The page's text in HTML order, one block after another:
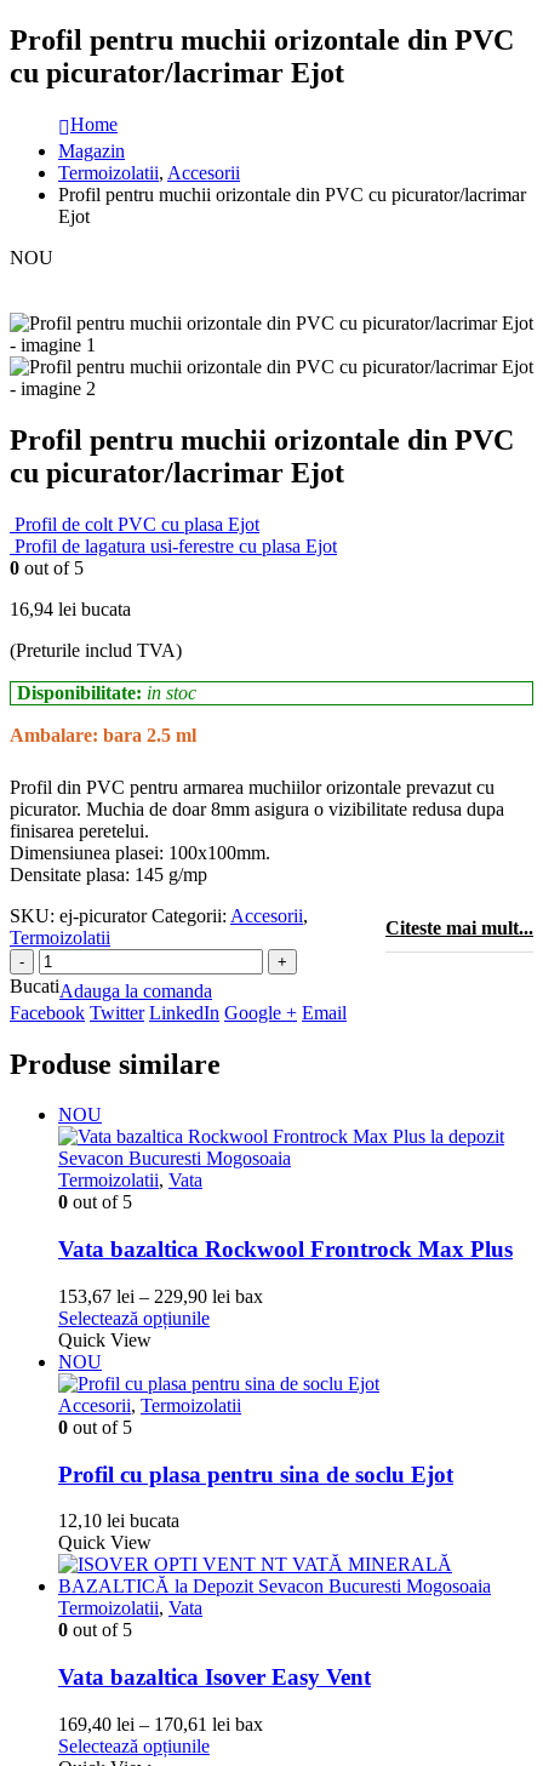
Profil pentru muchii orizontale din PVC
cu picurator/lacrimar Ejot
Home
Magazin
Termoizolatii, Accesorii
Profil pentru muchii orizontale din PVC cu picurator/lacrimar
Ejot
NOU
Profil pentru muchii orizontale din PVC
cu picurator/lacrimar Ejot
Profil de colt PVC cu plasa Ejot
Profil de lagatura usi-ferestre cu plasa Ejot
0 out of 5
16,94 lei bucata
(Preturile includ TVA)
Disponibilitate: in stoc
Ambalare: bara 2.5 ml
Profil din PVC pentru armarea muchiilor orizontale prevazut cu
picurator. Muchia de doar 8mm asigura o vizibilitate redusa dupa
finisarea peretelui.
Dimensiunea plasei: 100x100mm.
Densitate plasa: 145 g/mp
Citeste mai mult...
SKU: ej-picurator Categorii: Accesorii,
Termoizolatii
BucatiAdauga la comanda
Facebook Twitter LinkedIn Google + Email
Produse similare
NOU
Termoizolatii, Vata
0 out of 5
Vata bazaltica Rockwool Frontrock Max Plus
153,67 lei – 229,90 lei Interval
până
la
bax
Selectează opțiunileAcest
mai
multe
pot
fi
pagina
produsului.
Quick View
NOU
Accesorii, Termoizolatii
0 out of 5
Profil cu plasa pentru sina de soclu Ejot
12,10 lei bucata
Quick View
Termoizolatii, Vata
0 out of 5
Vata bazaltica Isover Easy Vent
169,40 lei – 170,61 lei Interval
bax
Selectează opțiunileAcest